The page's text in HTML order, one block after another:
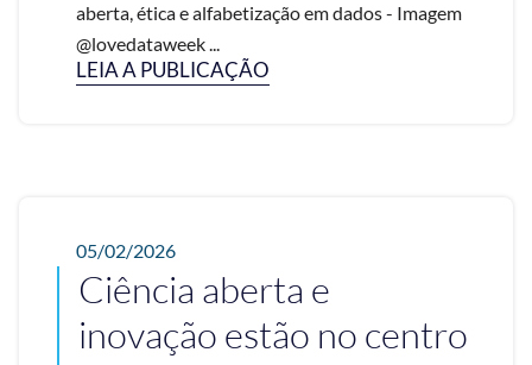
aberta, ética e alfabetização em dados - Imagem
@lovedataweek ...
LEIA A PUBLICAÇÃO
05/02/2026
Ciência aberta e
inovação estão no centro